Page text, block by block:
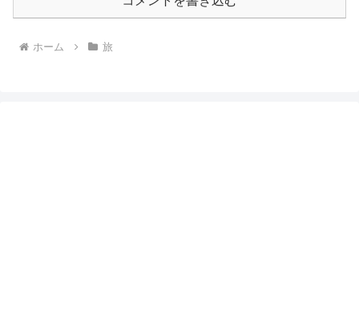
ホーム 旅